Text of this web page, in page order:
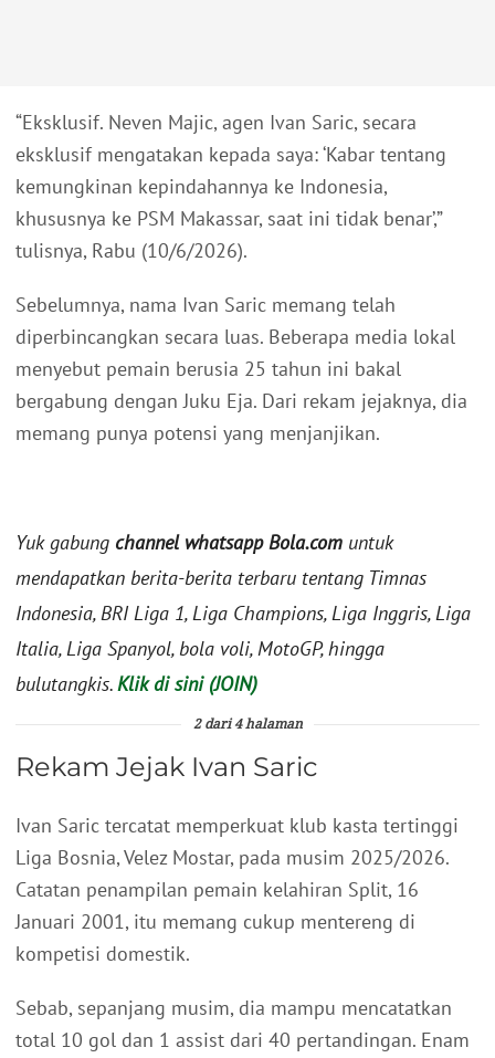
“Eksklusif. Neven Majic, agen Ivan Saric, secara
eksklusif mengatakan kepada saya: ‘Kabar tentang
kemungkinan kepindahannya ke Indonesia,
khususnya ke PSM Makassar, saat ini tidak benar’,”
tulisnya, Rabu (10/6/2026).
Sebelumnya, nama Ivan Saric memang telah
diperbincangkan secara luas. Beberapa media lokal
menyebut pemain berusia 25 tahun ini bakal
bergabung dengan Juku Eja. Dari rekam jejaknya, dia
memang punya potensi yang menjanjikan.
Yuk gabung channel whatsapp Bola.com untuk
mendapatkan berita-berita terbaru tentang Timnas
Indonesia, BRI Liga 1, Liga Champions, Liga Inggris, Liga
Italia, Liga Spanyol, bola voli, MotoGP, hingga
bulutangkis.Klik di sini (JOIN)
2 dari 4 halaman
Rekam Jejak Ivan Saric
Ivan Saric tercatat memperkuat klub kasta tertinggi
Liga Bosnia, Velez Mostar, pada musim 2025/2026.
Catatan penampilan pemain kelahiran Split, 16
Januari 2001, itu memang cukup mentereng di
kompetisi domestik.
Sebab, sepanjang musim, dia mampu mencatatkan
total 10 gol dan 1 assist dari 40 pertandingan. Enam